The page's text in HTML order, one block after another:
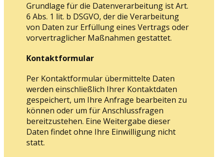
Grundlage für die Datenverarbeitung ist Art.
6 Abs. 1 lit. b DSGVO, der die Verarbeitung
von Daten zur Erfüllung eines Vertrags oder
vorvertraglicher Maßnahmen gestattet.
Kontaktformular
Per Kontaktformular übermittelte Daten
werden einschließlich Ihrer Kontaktdaten
gespeichert, um Ihre Anfrage bearbeiten zu
können oder um für Anschlussfragen
bereitzustehen. Eine Weitergabe dieser
Daten findet ohne Ihre Einwilligung nicht
statt.